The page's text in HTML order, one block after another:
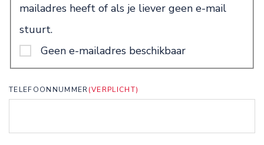
mailadres heeft of als je liever geen e-mail
stuurt.
Geen e-mailadres beschikbaar
TELEFOONNUMMER(VERPLICHT)